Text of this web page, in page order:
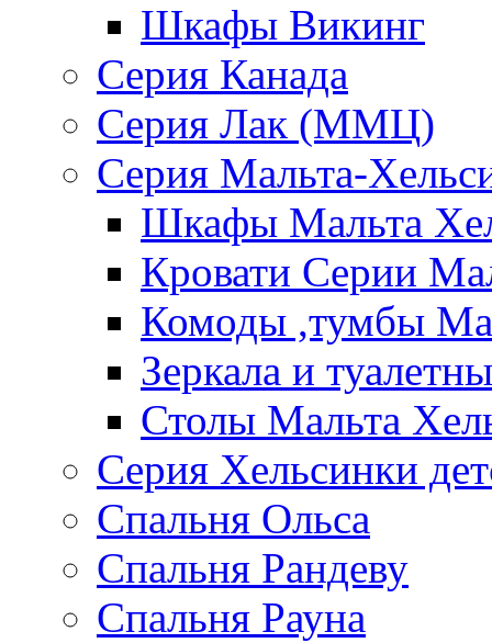
Шкафы Викинг
Серия Канада
Серия Лак (ММЦ)
Серия Мальта-
Шкафы Мальта
Кровати Серии
Комоды ,тумбы
Зеркала и
Столы Мальта
Серия Хельсинки
Спальня Ольса
Спальня Рандеву
Спальня Рауна